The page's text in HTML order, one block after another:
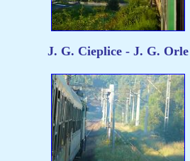
J. G. Cieplice - J. G. Orle